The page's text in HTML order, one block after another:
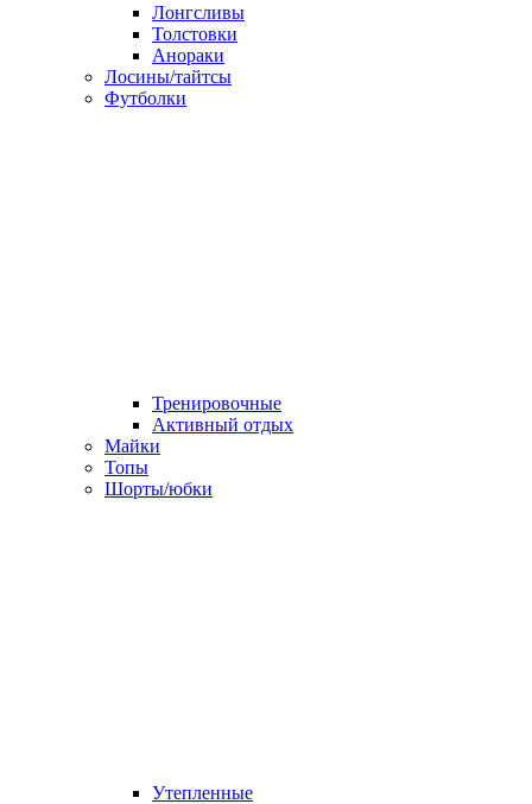
Лонгсливы
Толстовки
Анораки
Лосины/тайтсы
Футболки
Тренировочные
Активный отдых
Майки
Топы
Шорты/юбки
Утепленные